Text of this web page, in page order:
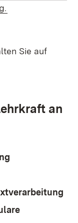
Sie auf
an